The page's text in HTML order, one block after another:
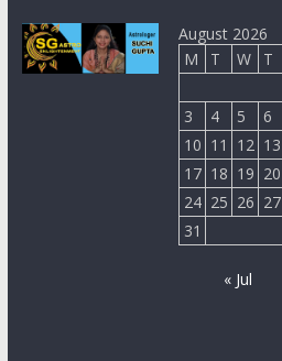
August 2026
M
T W T
3
4 5 6
10 11 12 13
17 18 19 20
24 25 26 27
31
« Jul